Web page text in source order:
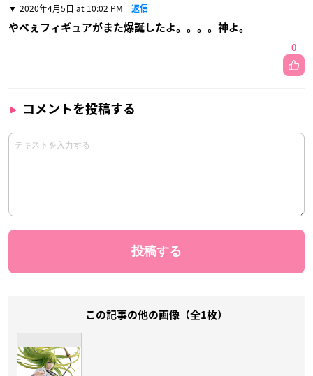
2020年4月5日 at 10:02 PM 返信
やべぇフィギュアがまた爆誕したよ。。。。神よ。
0
コメントを投稿する
この記事の他の画像（全1枚）